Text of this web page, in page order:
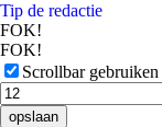
Tip de redactie
FOK!
FOK!
Scrollbar gebruiken
opslaan